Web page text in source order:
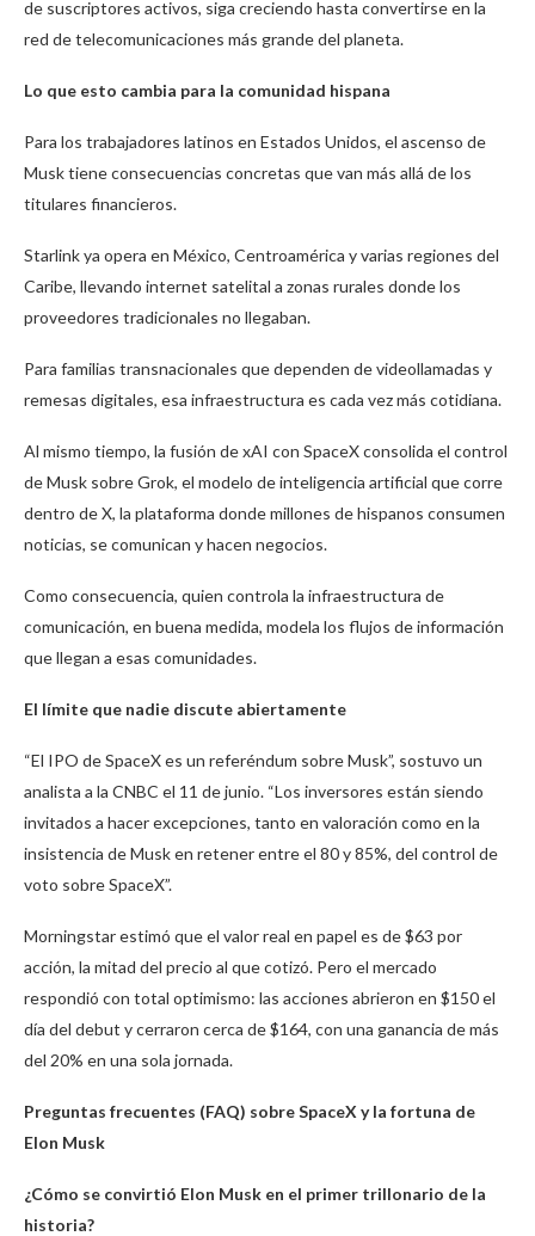
de suscriptores activos, siga creciendo hasta convertirse en la
red de telecomunicaciones más grande del planeta.
Lo que esto cambia para la comunidad hispana
Para los trabajadores latinos en Estados Unidos, el ascenso de
Musk tiene consecuencias concretas que van más allá de los
titulares financieros.
Starlink ya opera en México, Centroamérica y varias regiones del
Caribe, llevando internet satelital a zonas rurales donde los
proveedores tradicionales no llegaban.
Para familias transnacionales que dependen de videollamadas y
remesas digitales, esa infraestructura es cada vez más cotidiana.
Al mismo tiempo, la fusión de xAI con SpaceX consolida el control
de Musk sobre Grok, el modelo de inteligencia artificial que corre
dentro de X, la plataforma donde millones de hispanos consumen
noticias, se comunican y hacen negocios.
Como consecuencia, quien controla la infraestructura de
comunicación, en buena medida, modela los flujos de información
que llegan a esas comunidades.
El límite que nadie discute abiertamente
“El IPO de SpaceX es un referéndum sobre Musk”, sostuvo un
analista a la CNBC el 11 de junio. “Los inversores están siendo
invitados a hacer excepciones, tanto en valoración como en la
insistencia de Musk en retener entre el 80 y 85%, del control de
voto sobre SpaceX”.
Morningstar estimó que el valor real en papel es de $63 por
acción, la mitad del precio al que cotizó. Pero el mercado
respondió con total optimismo: las acciones abrieron en $150 el
día del debut y cerraron cerca de $164, con una ganancia de más
del 20% en una sola jornada.
Preguntas frecuentes (FAQ) sobre SpaceX y la fortuna de
Elon Musk
¿Cómo se convirtió Elon Musk en el primer trillonario de la
historia?